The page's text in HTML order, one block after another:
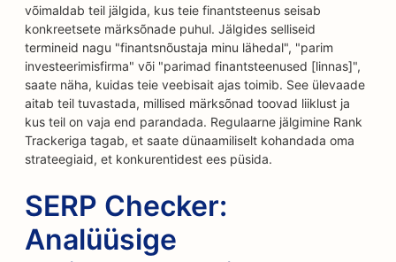
võimaldab teil jälgida, kus teie finantsteenus seisab
konkreetsete märksõnade puhul. Jälgides selliseid
termineid nagu "finantsnõustaja minu lähedal", "parim
investeerimisfirma" või "parimad finantsteenused [linnas]",
saate näha, kuidas teie veebisait ajas toimib. See ülevaade
aitab teil tuvastada, millised märksõnad toovad liiklust ja
kus teil on vaja end parandada. Regulaarne jälgimine Rank
Trackeriga tagab, et saate dünaamiliselt kohandada oma
strateegiaid, et konkurentidest ees püsida.
SERP Checker:
Analüüsige